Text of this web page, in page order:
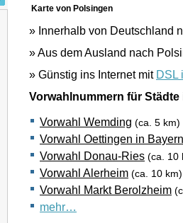
Karte von Polsingen
» Innerhalb von Deutschland
» Aus dem Ausland nach
» Günstig ins Internet mit DSL
Vorwahlnummern für
Vorwahl Wemding (ca. 5 km)
Vorwahl Oettingen in Bayern
Vorwahl Donau-Ries (ca. 10
Vorwahl Alerheim (ca. 10 km)
Vorwahl Markt Berolzheim
mehr…